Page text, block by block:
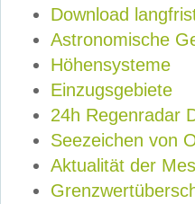
Download
Astronomische
Höhensysteme
Einzugsgebiete
24h Regenradar
Seezeichen von
Aktualität der